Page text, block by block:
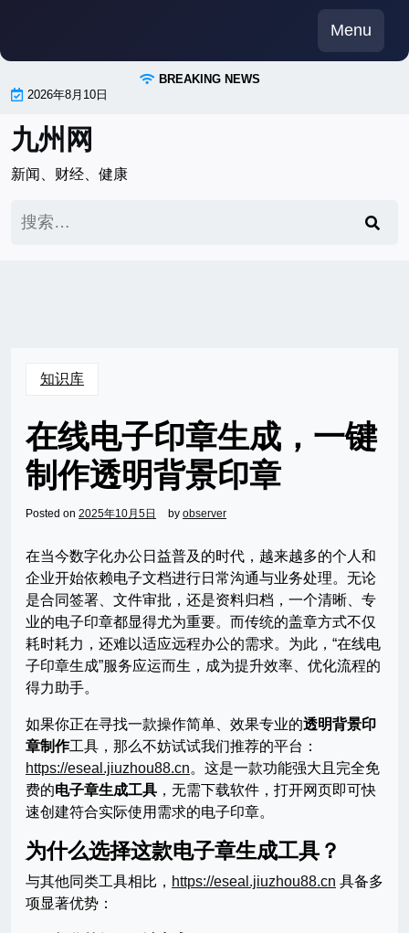
content
Menu
BREAKING NEWS
2026年8月10日
九州网
新闻、财经、健康
索：
知识库
在线电子印章生成，一键
制作透明背景印章
Posted on 2025年10月5日 by observer
在当今数字化办公日益普及的时代，越来越多的个人和
企业开始依赖电子文档进行日常沟通与业务处理。无论
是合同签署、文件审批，还是资料归档，一个清晰、专
业的电子印章都显得尤为重要。而传统的盖章方式不仅
耗时耗力，还难以适应远程办公的需求。为此，“在线电
子印章生成”服务应运而生，成为提升效率、优化流程的
得力助手。
如果你正在寻找一款操作简单、效果专业的透明背景印
章制作工具，那么不妨试试我们推荐的平台：
https://eseal.jiuzhou88.cn。这是一款功能强大且完全免
费的电子章生成工具 ，无需下载软件，打开网页即可快
速创建符合实际使用需求的电子印章。
为什么选择这款电子章生成工具？
与其他同类工具相比， https://eseal.jiuzhou88.cn 具备多
项显著优势：